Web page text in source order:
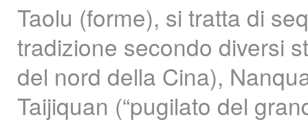
Taolu (forme), si tratta di
tradizione secondo diversi
del nord della Cina),
Taijiquan (“pugilato del